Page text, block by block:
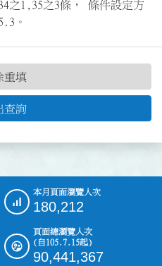
之1,35之3條， 條件設定方
。
查詢
重填
本月頁面瀏覽人次
180,212
頁面總瀏覽人次
(自105.7.15起)
90,441,367